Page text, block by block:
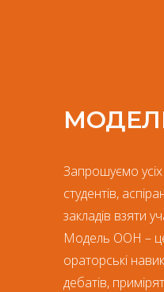
Запрошуємо усіх
студентів,
закладів взяти
Модель ООН – це
ораторські
дебатів,